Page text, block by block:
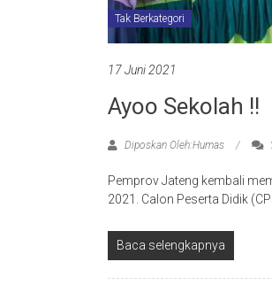
Tak Berkategori
17 Juni 2021
Ayoo Sekolah !!
Diposkan Oleh:Humas
Pemprov Jateng kembali
2021. Calon Peserta Didik
Baca selengkapnya